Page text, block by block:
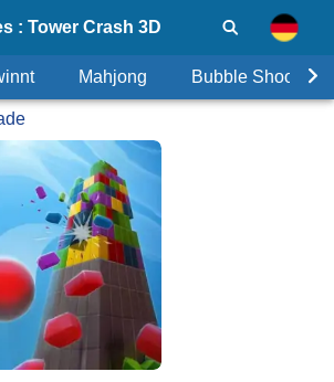
: Tower Crash 3D
Mahjong Bubble Shooter